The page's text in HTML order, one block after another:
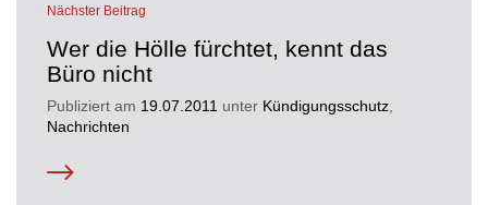
Nächster Beitrag
Wer die Hölle fürchtet, kennt das
Büro nicht
Publiziert am 19.07.2011 unter Kündigungsschutz
Nachrichten